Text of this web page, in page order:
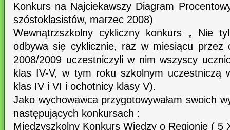
Konkurs na Najciekawszy Diagram
szóstoklasistów, marzec 2008)
Wewnątrzszkolny cykliczny konkurs „ Nie
odbywa się cyklicznie, raz w miesiącu przez
2008/2009 uczestniczyli w nim wszyscy
klas IV-V, w tym roku szkolnym uczestniczą
klas IV i VI i ochotnicy klasy V).
Jako wychowawca przygotowywałam swoich
następujących konkursach :
Międzyszkolny Konkurs Wiedzy o Regionie ( 5